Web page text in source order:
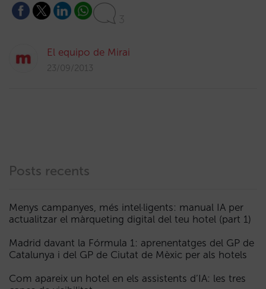
3
El equipo de Mirai
23/09/2013
Posts recents
Menys campanyes, més intel·ligents: manual IA per
actualitzar el màrqueting digital del teu hotel (part 1)
Madrid davant la Fórmula 1: aprenentatges del GP de
Catalunya i del GP de Ciutat de Mèxic per als hotels
Com apareix un hotel en els assistents d’IA: les tres